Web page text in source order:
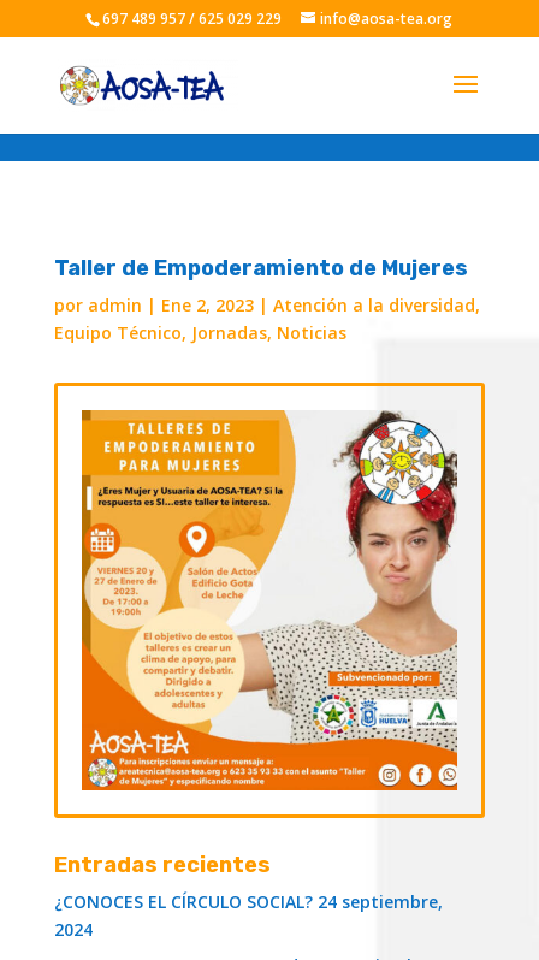
697 489 957 / 625 029 229 info@aosa-tea.org
Taller de Empoderamiento de Mujeres
por admin | Ene 2, 2023| Atención a la diversidad,
Equipo Técnico, Jornadas, Noticias
Entradas recientes
¿CONOCES EL CÍRCULO SOCIAL? 24 septiembre,
2024